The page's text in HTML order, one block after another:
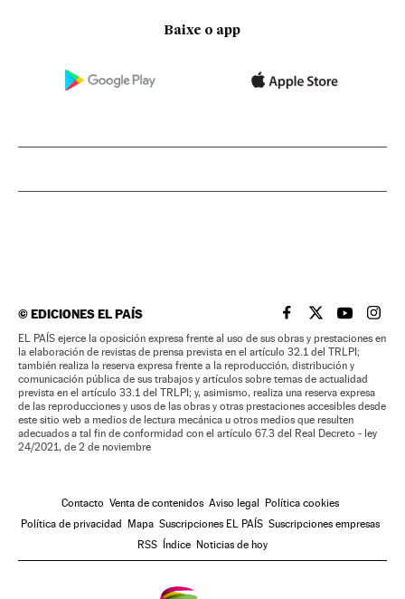
Baixe o app
©EDICIONES EL PAÍS EL PAÍS BRASIL EN
EL PAÍSEL PAÍS
EL
EL PAÍS ejerce la oposición expresa frente al uso de sus obras y prestaciones en
la elaboración de revistas de prensa prevista en el artículo 32.1 del TRLPI;
también realiza la reserva expresa frente a la reproducción, distribución y
comunicación pública de sus trabajos y artículos sobre temas de actualidad
prevista en el artículo 33.1 del TRLPI; y, asimismo, realiza una reserva expresa
de las reproducciones y usos de las obras y otras prestaciones accesibles desde
este sitio web a medios de lectura mecánica u otros medios que resulten
adecuados a tal fin de conformidad con el artículo 67.3 del Real Decreto - ley
24/2021, de 2 de noviembre
Contacto Venta de contenidos Aviso legal
Política cookies
Política de privacidad
Mapa Suscripciones EL PAÍS Suscripciones empresas
RSS
Índice Noticias de hoy